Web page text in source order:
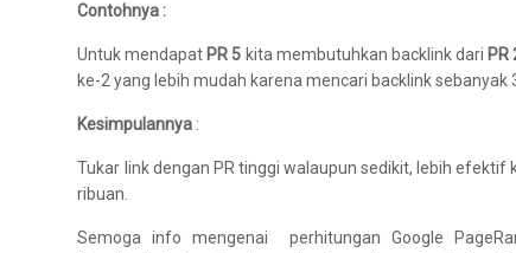
Contohnya :
Untuk mendapat PR 5 kita membutuhkan backlink dari PR
ke-2 yang lebih mudah karena mencari backlink sebanyak
Kesimpulannya :
Tukar link dengan PR tinggi walaupun sedikit, lebih
ribuan.
Semoga info mengenai perhitungan Google